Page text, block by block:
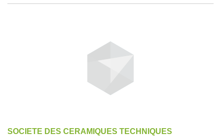
SOCIETE DES CERAMIQUES TECHNIQUES